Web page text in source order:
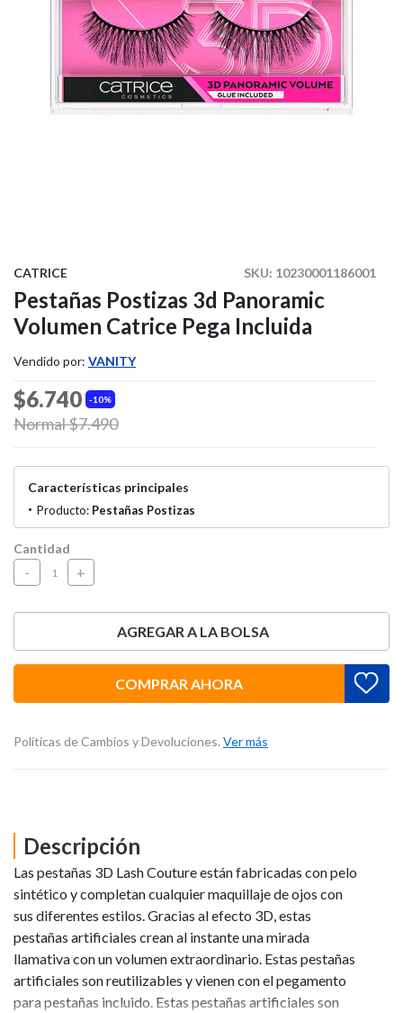
SKU: 10230001186001
CATRICE
Pestañas Postizas 3d Panoramic
Volumen Catrice Pega Incluida
Vendido por: VANITY
10%
$6.740
Price reduced from
Normal $7.490to
Características principales
Producto: Pestañas Postizas
Cantidad
- +
AGREGAR A LA BOLSA
COMPRAR AHORA
Políticas de Cambios y Devoluciones. Ver más
Descripción
Las pestañas 3D Lash Couture están fabricadas con pelo
sintético y completan cualquier maquillaje de ojos con
sus diferentes estilos. Gracias al efecto 3D, estas
pestañas artificiales crean al instante una mirada
llamativa con un volumen extraordinario. Estas pestañas
artificiales son reutilizables y vienen con el pegamento
para pestañas incluido. Estas pestañas artificiales son